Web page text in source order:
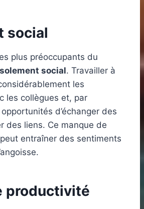
social
plus préoccupants du
social. Travailler à
les
les collègues et, par
d’échanger des
des liens. Ce manque de
entraîner des sentiments
productivité